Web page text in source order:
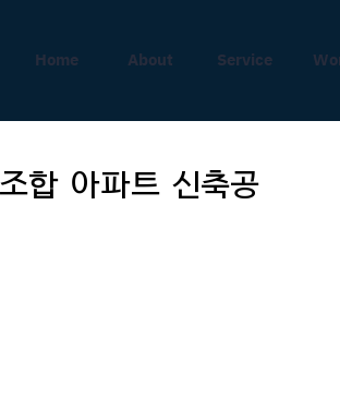
Home About Service
합 아파트 신축공